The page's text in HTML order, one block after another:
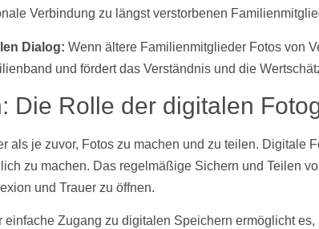
Verbindung zu längst verstorbenen
Dialog: Wenn ältere Familienmitglieder Fotos von
und fördert das Verständnis und die
Die Rolle der digitalen
als je zuvor, Fotos zu machen und zu teilen. Digitale
zu machen. Das regelmäßige Sichern und Teilen
und Trauer zu öffnen.
einfache Zugang zu digitalen Speichern ermöglicht es,